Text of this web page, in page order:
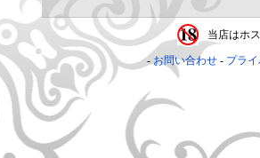
当店はホ
お問い合わせ プラ